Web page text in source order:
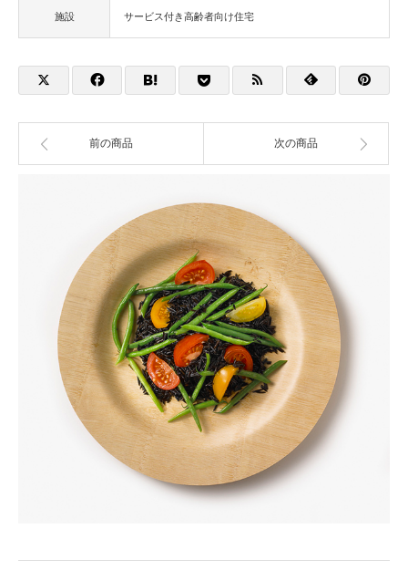
施設 サービス付き高齢者向け住宅
前の商品 次の商品